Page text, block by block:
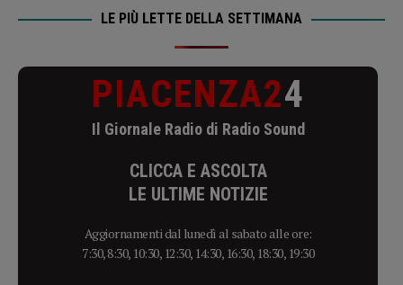
LE PIÙ LETTE DELLA SETTIMANA
PIACENZA24
Il Giornale Radio di Radio Sound
CLICCA E ASCOLTA
LE ULTIME NOTIZIE
Aggiornamenti dal lunedì al sabato alle ore:
7:30, 8:30, 10:30, 12:30, 14:30, 16:30, 18:30, 19:30